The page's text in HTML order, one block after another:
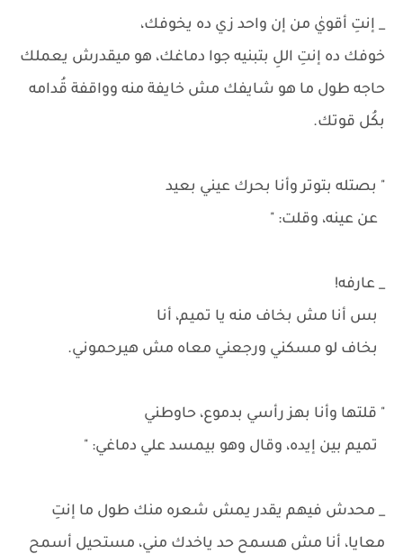
_ إنتِ أقويٰ من إن واحد زي ده يخوفك،
خوفك ده إنتِ اللِ بتبنيه جوا دماغك، هو ميقدرش يعملك
حاجه طول ما هو شايفك مش خايفة منه وواقفة قُدامه
بكُل قوتك.
" بصتله بتوتر وأنا بحرك عيني بعيد
عن عينه، وقلت: "
_ عارفه!
بس أنا مش بخاف منه يا تميم، أنا
بخاف لو مسكني ورجعني معاه مش هيرحموني.
" قلتها وأنا بهز رأسي بدموع، حاوطني
تميم بين إيده، وقال وهو بيمسد علي دماغي: "
_ محدش فيهم يقدر يمش شعره منك طول ما إنتِ
معايا، أنا مش هسمح حد ياخدك مني، مستحيل أسمح